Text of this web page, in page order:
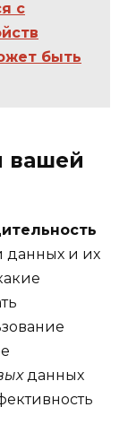
с
быть
вашей
данных и их
данных